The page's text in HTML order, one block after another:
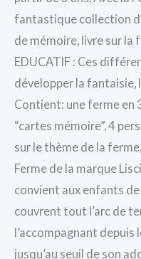
fantastique collection
de mémoire, livre sur la
EDUCATIF : Ces
développer la fantaisie,
Contient: une ferme en
“cartes mémoire”, 4
sur le thème de la
Ferme de la marque
convient aux enfants de
couvrent tout l’arc de
l’accompagnant
jusqu’au seuil de son